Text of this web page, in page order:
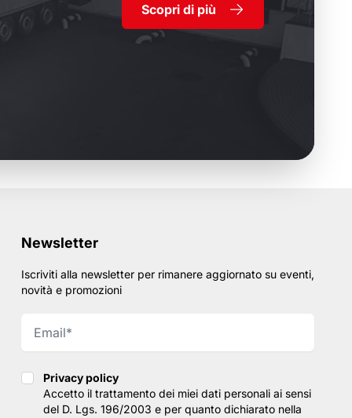
Scopri di più
Newsletter
Iscriviti alla newsletter per rimanere aggiornato su eventi,
novità e promozioni
Privacy policy
Privacy policy
Accetto il trattamento dei miei dati personali ai sensi
del D. Lgs. 196/2003 e per quanto dichiarato nella